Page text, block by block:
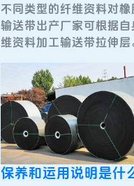
不同类型的纤维资料对
输送带出产厂家可根据
维资料加工输送带拉伸层
保养和运用说明是什